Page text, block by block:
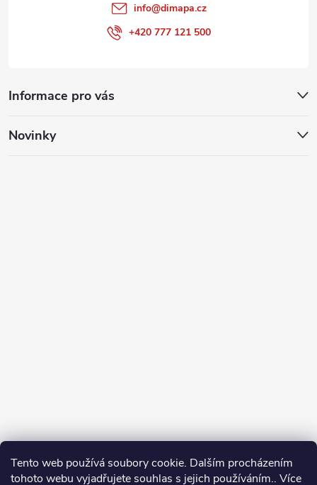
Tento web používá soubory cookie. Dalším procházením
tohoto webu vyjadřujete souhlas s jejich používáním.. Více
Informace pro vás
Novinky
info@dimapa.cz
+420 777 121 500